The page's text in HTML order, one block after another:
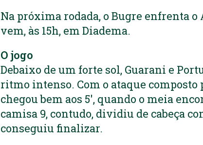
Na próxima rodada, o Bugre enfrenta
vem, às 15h, em Diadema.
O jogo
Debaixo de um forte sol, Guarani e
ritmo intenso. Com o ataque composto
chegou bem aos 5′, quando o meia
camisa 9, contudo, dividiu de cabeça
conseguiu finalizar.